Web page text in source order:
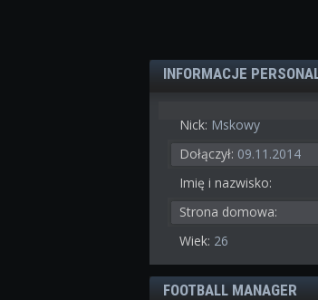
INFORMACJE
Nick: Mskowy
Dołączył: 09.11.2014
Imię i nazwisko:
Strona domowa:
Wiek: 26
FOOTBALL MANAGER